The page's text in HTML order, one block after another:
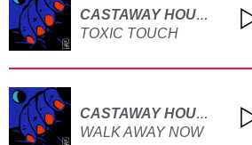
CASTAWAY HOUNDS
TOXIC TOUCH
CASTAWAY HOUNDS
WALK AWAY NOW